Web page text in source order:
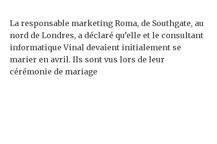
La responsable marketing Roma, de Southgate, au
nord de Londres, a déclaré qu’elle et le consultant
informatique Vinal devaient initialement se
marier en avril. Ils sont vus lors de leur
cérémonie de mariage